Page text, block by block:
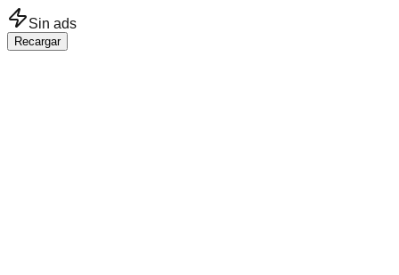
Saltar al contenido principal
Sin ads
Recargar